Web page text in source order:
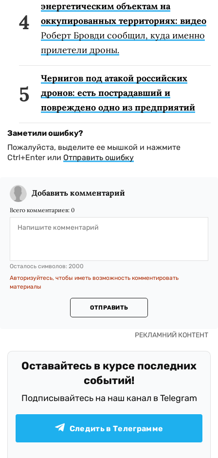
энергетическим объектам на
оккупированных территориях: видео
Роберт Бровди сообщил, куда именно
прилетели дроны.
Чернигов под атакой российских
дронов: есть пострадавший и
повреждено одно из предприятий
Заметили ошибку?
Пожалуйста, выделите ее мышкой и нажмите
Ctrl+Enter или Отправить ошибку
Добавить комментарий
Всего комментариев: 0
Осталось символов: 2000
Авторизуйтесь, чтобы иметь возможность комментировать
материалы
ОТПРАВИТЬ
Оставайтесь в курсе последних
событий!
Подписывайтесь на наш канал в Telegram
Следить в Телеграмме